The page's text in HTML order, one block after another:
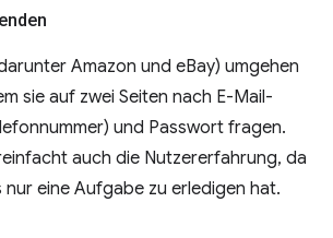
Amazon und eBay) umgehen
sie auf zwei Seiten nach E-Mail-
und Passwort fragen.
auch die Nutzererfahrung, da
nur eine Aufgabe zu erledigen hat.